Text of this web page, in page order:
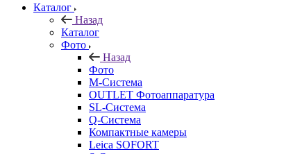
Каталог
Назад
Каталог
Фото
Назад
Фото
M-Система
OUTLET Фотоаппаратура
SL-Система
Q-Cистема
Компактные камеры
Leica SOFORT